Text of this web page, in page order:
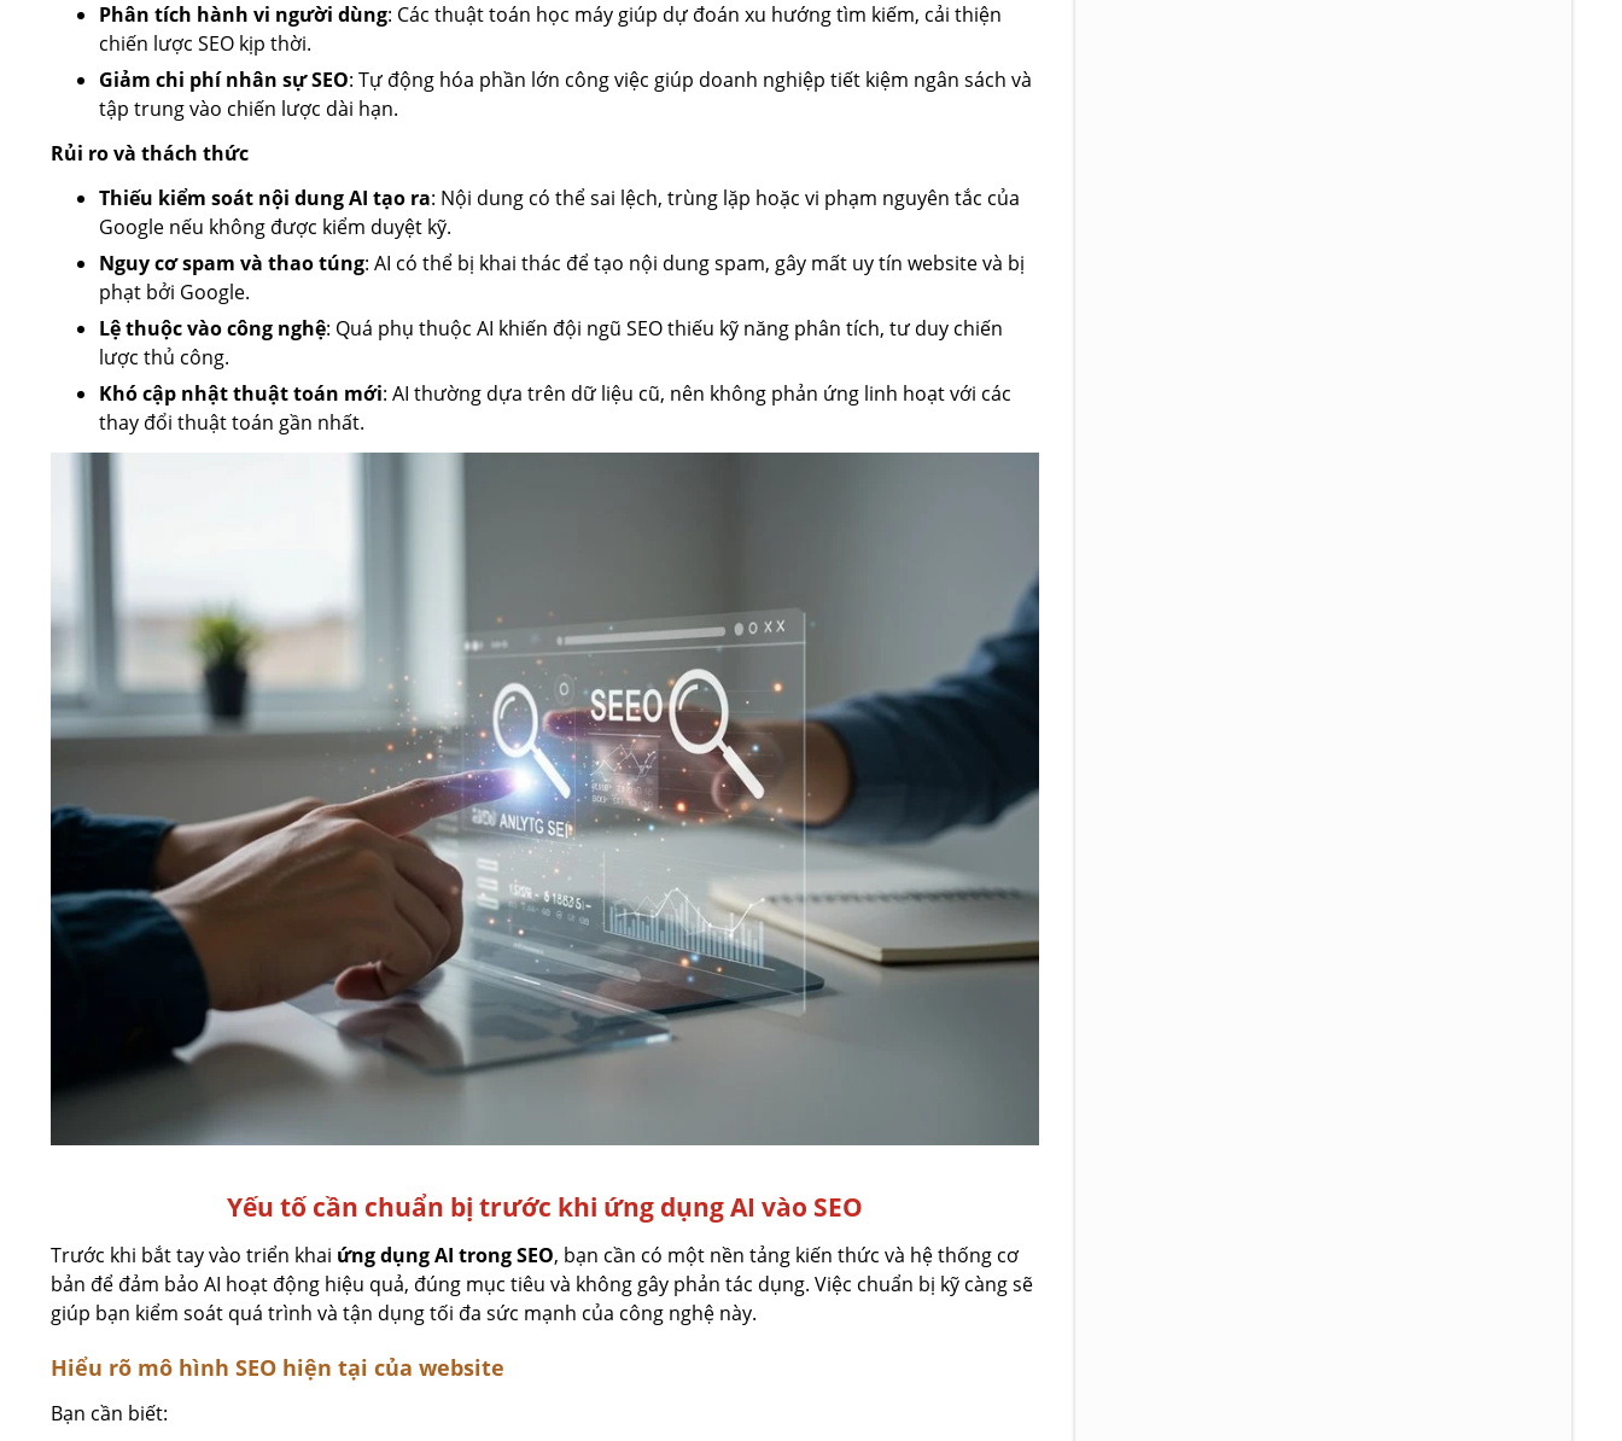
Phân tích hành vi người dùng: Các thuật toán học máy giúp dự đoán xu hướng tìm kiếm, cải thiện
chiến lược SEO kịp thời.
Giảm chi phí nhân sự SEO: Tự động hóa phần lớn công việc giúp doanh nghiệp tiết kiệm ngân sách và
tập trung vào chiến lược dài hạn.
Rủi ro và thách thức
Thiếu kiểm soát nội dung AI tạo ra: Nội dung có thể sai lệch, trùng lặp hoặc vi phạm nguyên tắc của
Google nếu không được kiểm duyệt kỹ.
Nguy cơ spam và thao túng: AI có thể bị khai thác để tạo nội dung spam, gây mất uy tín website và bị
phạt bởi Google.
Lệ thuộc vào công nghệ: Quá phụ thuộc AI khiến đội ngũ SEO thiếu kỹ năng phân tích, tư duy chiến
lược thủ công.
Khó cập nhật thuật toán mới: AI thường dựa trên dữ liệu cũ, nên không phản ứng linh hoạt với các
thay đổi thuật toán gần nhất.
Yếu tố cần chuẩn bị trước khi ứng dụng AI vào SEO
Trước khi bắt tay vào triển khai ứng dụng AI trong SEO, bạn cần có một nền tảng kiến thức và hệ thống cơ
bản để đảm bảo AI hoạt động hiệu quả, đúng mục tiêu và không gây phản tác dụng. Việc chuẩn bị kỹ càng sẽ
giúp bạn kiểm soát quá trình và tận dụng tối đa sức mạnh của công nghệ này.
Hiểu rõ mô hình SEO hiện tại của website
Bạn cần biết: